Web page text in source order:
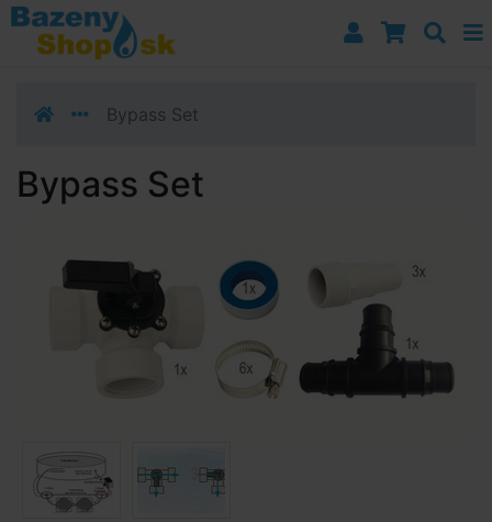
Prejsť k navigácii
Prejsť na obsah
Prejsť k bočnému stĺpci
Bypass Set
Bypass Set